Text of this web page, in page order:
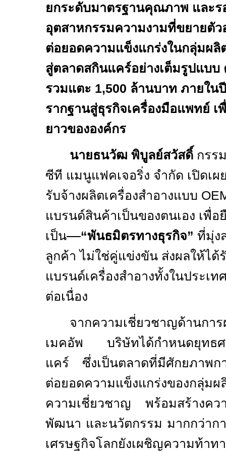
ยกระดับมาตรฐานคุณภาพ และร
อุตสาหกรรมความงามที่ขยายตัว
ต่อยอดความแข็งแกร่งในกลุ่มผ
สู่ตลาดสกินแคร์อย่างเต็มรูปแบบ
รวมแตะ 1,500 ล้านบาท ภายใน
รากฐานสู่ธุรกิจเครื่องมือแพทย์ เ
ยาวขององค์กร
นายธนวัฒ พิบูลย์สวัสดิ์ กรร
ซีที แมนูแฟคเจอริ่ง จำกัด เปิดเ
รับจ้างผลิตเครื่องสำอางแบบ
แบรนด์สินค้าเป็นของตนเอง เพื่
เป็น
“พันธมิตรทางธุรกิจ” ที่มุ่ง
ลูกค้า ไม่ใช่คู่แข่งขัน ส่งผลให้ได้
แบรนด์เครื่องสำอางทั้งในประเท
ต่อเนื่อง
จากความเชี่ยวชาญด้านการ
เมคอัพ บริษัทได้กำหนดยุทธศ
แคร์ ซึ่งเป็นตลาดที่มีศักยภาพก
ต่อยอดความแข็งแกร่งของกลุ่
ความเชี่ยวชาญ พร้อมสร้างคว
พัฒนา และนวัตกรรม มากกว่าก
เศรษฐกิจโลกยังเผชิญความท้า